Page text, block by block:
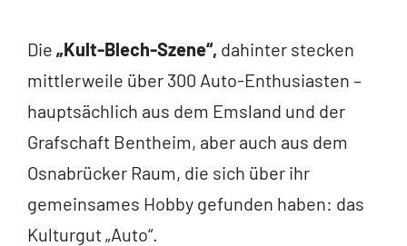
Die „Kult-Blech-Szene“, dahinter stecken
mittlerweile über 300 Auto-Enthusiasten –
hauptsächlich aus dem Emsland und der
Grafschaft Bentheim, aber auch aus dem
Osnabrücker Raum, die sich über ihr
gemeinsames Hobby gefunden haben: das
Kulturgut „Auto“.